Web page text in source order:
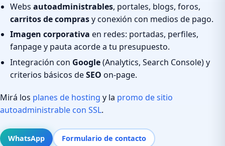
Webs autoadministrables, portales, blogs, foros,
carritos de comprasy conexión con medios de pago.
Imagen corporativa en redes: portadas, perfiles,
fanpage y pauta acorde a tu presupuesto.
Integración con Google(Analytics, Search Console) y
criterios básicos deSEO on-page.
Mirá los planes de hosting y la promo de sitio
autoadministrable con SSL.
WhatsApp Formulario de contacto